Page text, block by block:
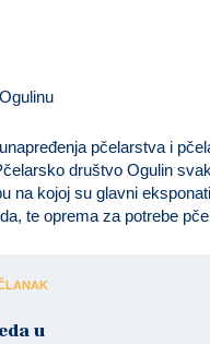
pčelarstva i
društvo Ogulin
na kojoj su glavni
te oprema za potrebe
u